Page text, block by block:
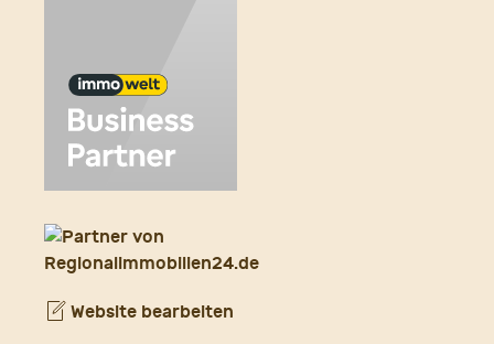
Website bearbeiten